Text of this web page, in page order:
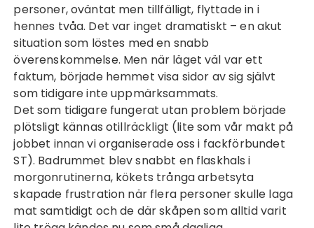
personer, oväntat men tillfälligt, flyttade in i
hennes tvåa. Det var inget dramatiskt – en akut
situation som löstes med en snabb
överenskommelse. Men när läget väl var ett
faktum, började hemmet visa sidor av sig självt
som tidigare inte uppmärksammats.
Det som tidigare fungerat utan problem började
plötsligt kännas otillräckligt (lite som vår makt på
jobbet innan vi organiserade oss i fackförbundet
ST). Badrummet blev snabbt en flaskhals i
morgonrutinerna, kökets trånga arbetsyta
skapade frustration när flera personer skulle laga
mat samtidigt och de där skåpen som alltid varit